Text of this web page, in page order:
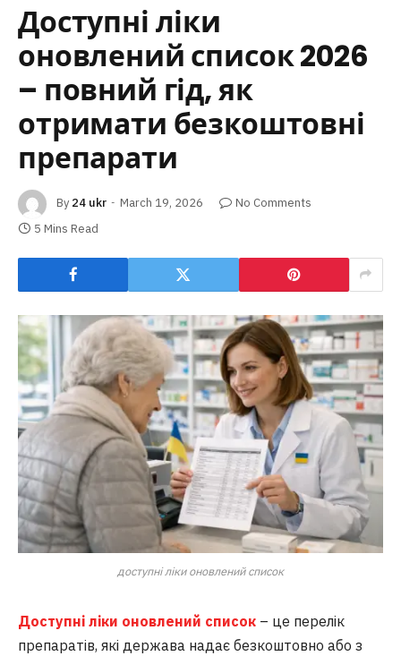
Доступні ліки
оновлений список 2026
– повний гід, як
отримати безкоштовні
препарати
By 24 ukr March 19, 2026
No Comments
5 Mins Read
доступні ліки оновлений список
Доступні ліки оновлений список – це перелік
препаратів, які держава надає безкоштовно або з